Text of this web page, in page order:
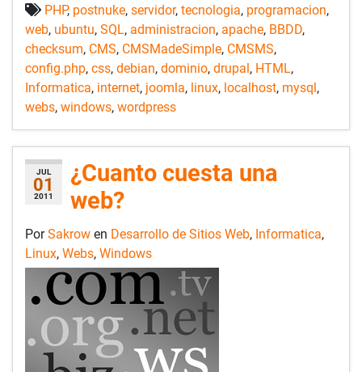
PHP, postnuke, servidor, tecnologia, programacion,
web, ubuntu, SQL, administracion, apache, BBDD,
checksum, CMS, CMSMadeSimple, CMSMS,
config.php, css, debian, dominio, drupal, HTML,
Informatica, internet, joomla, linux, localhost, mysql,
webs, windows, wordpress
JUL
01
2011
¿Cuanto cuesta una
web?
PorSakrow en Desarrollo de Sitios Web, Informatica,
Linux, Webs, Windows